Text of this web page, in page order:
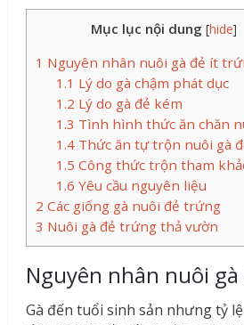
Mục lục nội dung [hide]
1 Nguyên nhân nuôi gà đẻ ít
1.1 Lý do gà chậm phát dục
1.2 Lý do gà đẻ kém
1.3 Tình hình thức ăn chăn
1.4Thức ăn tự trộn nuôi gà
1.5 Công thức trộn tham
1.6 Yêu cầu nguyên liệu
2 Các giống gà nuôi đẻ trứng
3 Nuôi gà đẻ trứng thả vườn
Nguyên nhân nuôi
Gà đến tuổi sinh sản nhưng tỷ